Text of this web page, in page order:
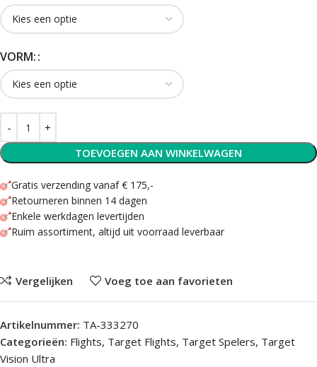
VORM:
TOEVOEGEN AAN WINKELWAGEN
Gratis verzending vanaf € 175,-
Retourneren binnen 14 dagen
Enkele werkdagen levertijden
Ruim assortiment, altijd uit voorraad leverbaar
Vergelijken Voeg toe aan favorieten
Artikelnummer: TA-333270
Categorieën: Flights, Target Flights, Target Spelers, Target
Vision Ultra